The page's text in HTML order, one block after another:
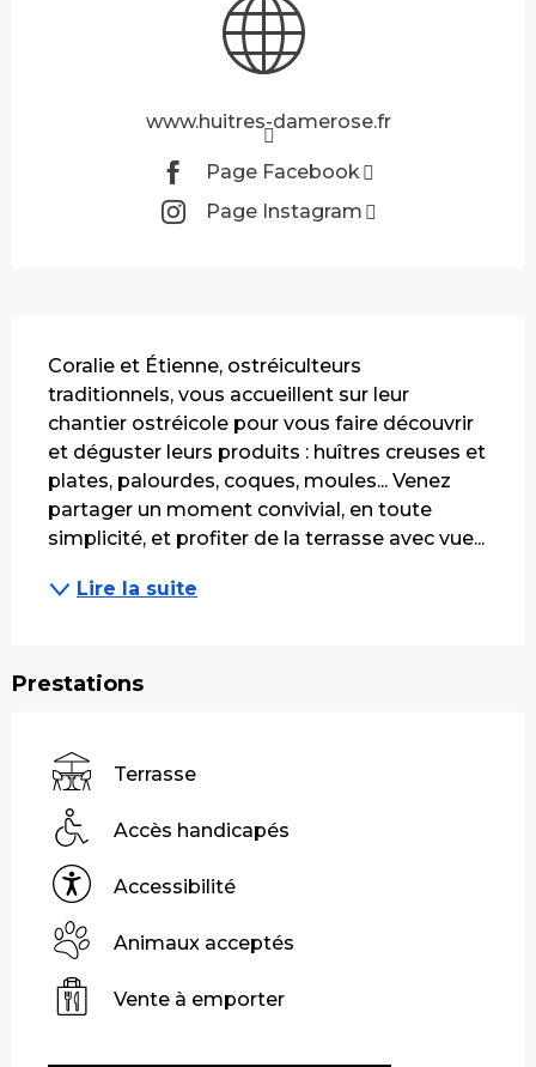
www.huitres-damerose.fr
Page Facebook
Page Instagram
Coralie et Étienne, ostréiculteurs
traditionnels, vous accueillent sur leur
chantier ostréicole pour vous faire découvrir
et déguster leurs produits : huîtres creuses et
plates, palourdes, coques, moules... Venez
partager un moment convivial, en toute
simplicité, et profiter de la terrasse avec vue...
Lire la suite
Prestations
Terrasse
Accès handicapés
Accessibilité
Animaux acceptés
Vente à emporter